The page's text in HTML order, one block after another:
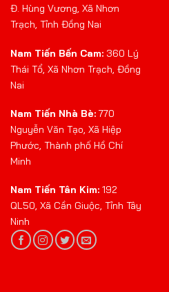
Đ. Hùng Vương, Xã Nhơn
Trạch, Tỉnh Đồng Nai
Nam Tiến Bến Cam: 360 Lý
Thái Tổ, Xã Nhơn Trạch, Đồng
Nai
Nam Tiến Nhà Bè: 770
Nguyễn Văn Tạo, Xã Hiệp
Phước, Thành phố Hồ Chí
Minh
Nam Tiến Tân Kim: 192
QL50, Xã Cần Giuộc, Tỉnh Tây
Ninh